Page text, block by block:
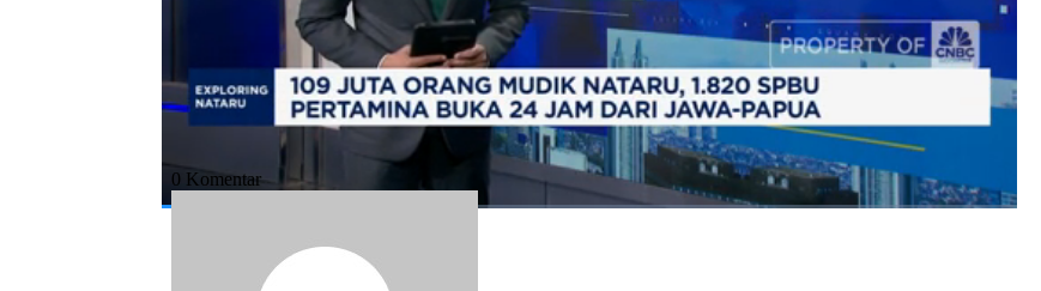
#nataru #pertamina #spbu